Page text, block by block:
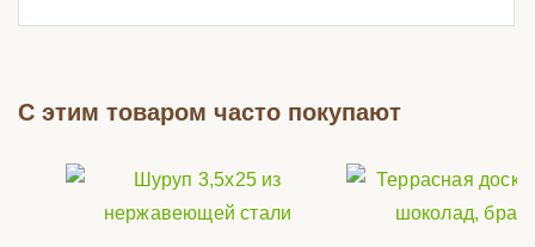
С этим товаром часто покупают